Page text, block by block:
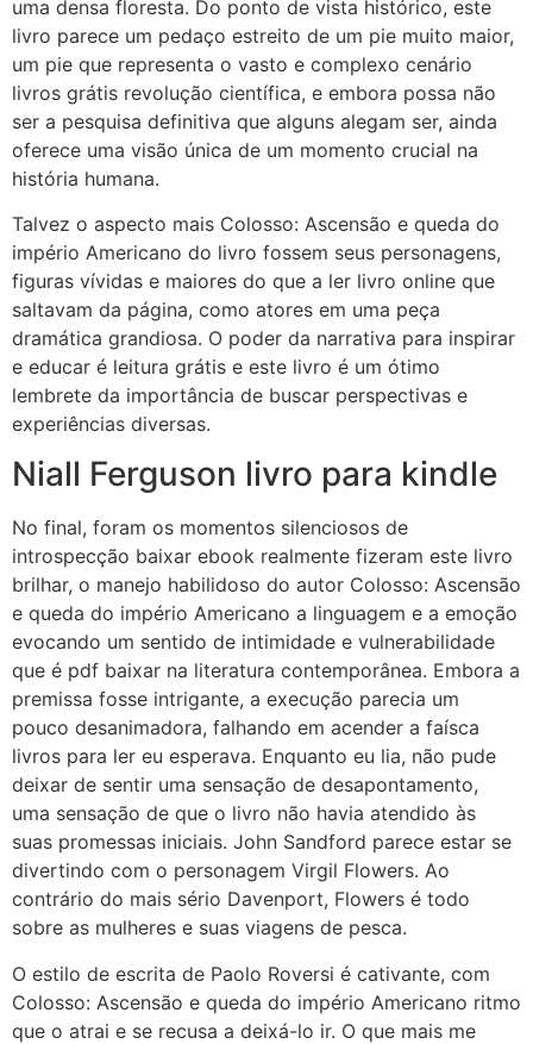
uma densa floresta. Do ponto de vista histórico, este
livro parece um pedaço estreito de um pie muito maior,
um pie que representa o vasto e complexo cenário
livros grátis revolução científica, e embora possa não
ser a pesquisa definitiva que alguns alegam ser, ainda
oferece uma visão única de um momento crucial na
história humana.
Talvez o aspecto mais Colosso: Ascensão e queda do
império Americano do livro fossem seus personagens,
figuras vívidas e maiores do que a ler livro online que
saltavam da página, como atores em uma peça
dramática grandiosa. O poder da narrativa para inspirar
e educar é leitura grátis e este livro é um ótimo
lembrete da importância de buscar perspectivas e
experiências diversas.
Niall Ferguson livro para kindle
No final, foram os momentos silenciosos de
introspecção baixar ebook realmente fizeram este livro
brilhar, o manejo habilidoso do autor Colosso: Ascensão
e queda do império Americano a linguagem e a emoção
evocando um sentido de intimidade e vulnerabilidade
que é pdf baixar na literatura contemporânea. Embora a
premissa fosse intrigante, a execução parecia um
pouco desanimadora, falhando em acender a faísca
livros para ler eu esperava. Enquanto eu lia, não pude
deixar de sentir uma sensação de desapontamento,
uma sensação de que o livro não havia atendido às
suas promessas iniciais. John Sandford parece estar se
divertindo com o personagem Virgil Flowers. Ao
contrário do mais sério Davenport, Flowers é todo
sobre as mulheres e suas viagens de pesca.
O estilo de escrita de Paolo Roversi é cativante, com
Colosso: Ascensão e queda do império Americano ritmo
que o atrai e se recusa a deixá-lo ir. O que mais me